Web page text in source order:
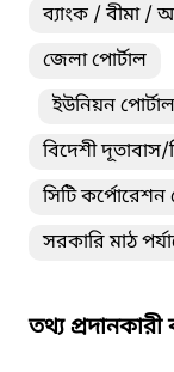
ব্যাংক / বীমা /
জেলা পোর্টাল
ইউনিয়ন পোর্টাল
বিদেশী
সিটি কর্পোরেশন
সরকারি মাঠ
তথ্য প্রদানকারী